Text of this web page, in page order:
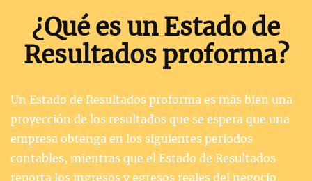
¿Qué es un Estado de
Resultados proforma?
Un Estado de Resultados proforma es más bien una
proyección de los resultados que se espera que una
empresa obtenga en los siguientes periodos
contables, mientras que el Estado de Resultados
reporta los ingresos y egresos reales del negocio